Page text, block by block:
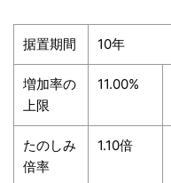
据置期間 10年
増加率の
上限
11.00%
たのしみ
倍率
1.10倍